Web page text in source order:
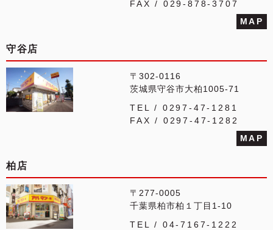
FAX / 029-878-3707
MAP
守谷店
〒302-0116
茨城県守谷市大柏1005-71
TEL / 0297-47-1281
FAX / 0297-47-1282
MAP
柏店
〒277-0005
千葉県柏市柏１丁目1-10
TEL / 04-7167-1222